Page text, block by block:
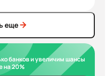
еще
банков и увеличим шансы
на 20%